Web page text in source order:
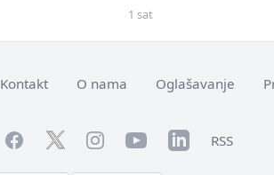
1 sat
Kontakt O nama Oglašavanje
FacebookTwitterInstagramYouTubeLinkedInRSS